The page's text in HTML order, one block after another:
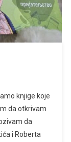
knjige koje
da otkrivam
da
i Roberta